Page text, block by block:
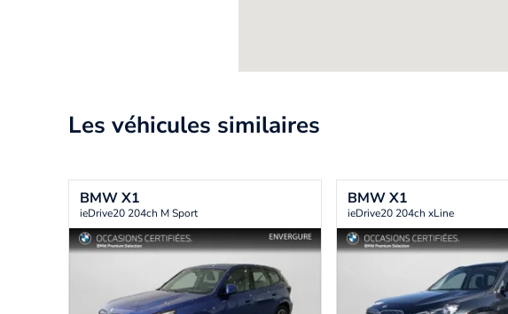
Les véhicules similaires
BMWX1
ieDrive20 204ch M Sport
BMWX1
ieDrive20 204ch xLine